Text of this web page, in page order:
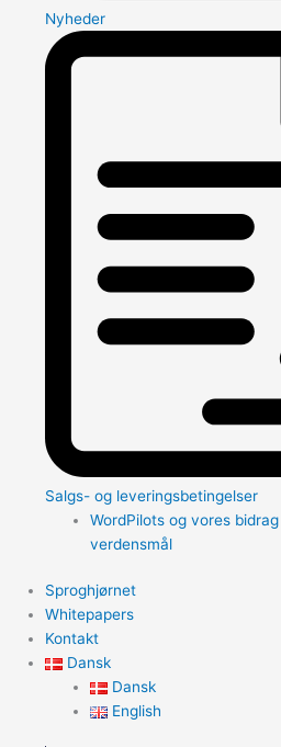
Nyheder
Salgs- og leveringsbetingelser
WordPilots og vores bidrag
verdensmål
Sproghjørnet
Whitepapers
Kontakt
Dansk
Dansk
English